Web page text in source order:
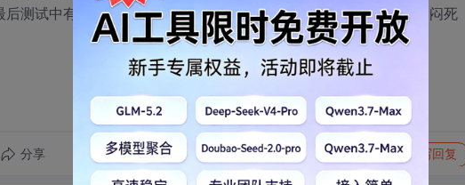
测试中有问题未发现(按方案走)，经理就说是本人工作不认真，郁闷死
分享 转发到动态 举报 写回复